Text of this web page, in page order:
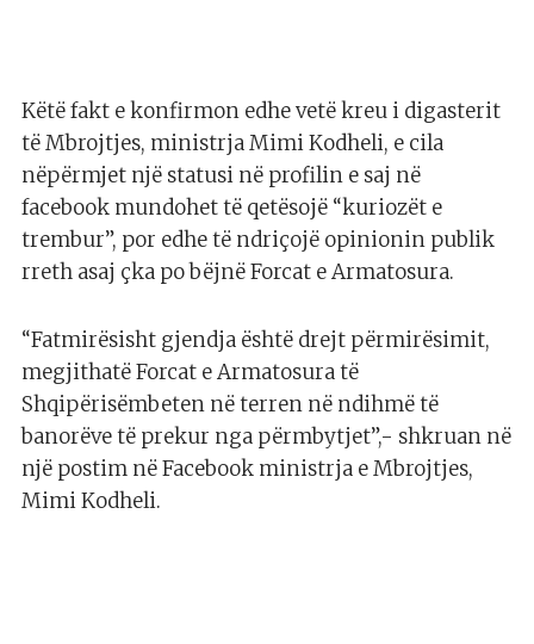
Këtë fakt e konfirmon edhe vetë kreu i digasterit
të Mbrojtjes, ministrja Mimi Kodheli, e cila
nëpërmjet një statusi në profilin e saj në
facebook mundohet të qetësojë “kuriozët e
trembur”, por edhe të ndriçojë opinionin publik
rreth asaj çka po bëjnë Forcat e Armatosura.
“Fatmirësisht gjendja është drejt përmirësimit,
megjithatë Forcat e Armatosura të
Shqipërisëmbeten në terren në ndihmë të
banorëve të prekur nga përmbytjet”,- shkruan në
një postim në Facebook ministrja e Mbrojtjes,
Mimi Kodheli.